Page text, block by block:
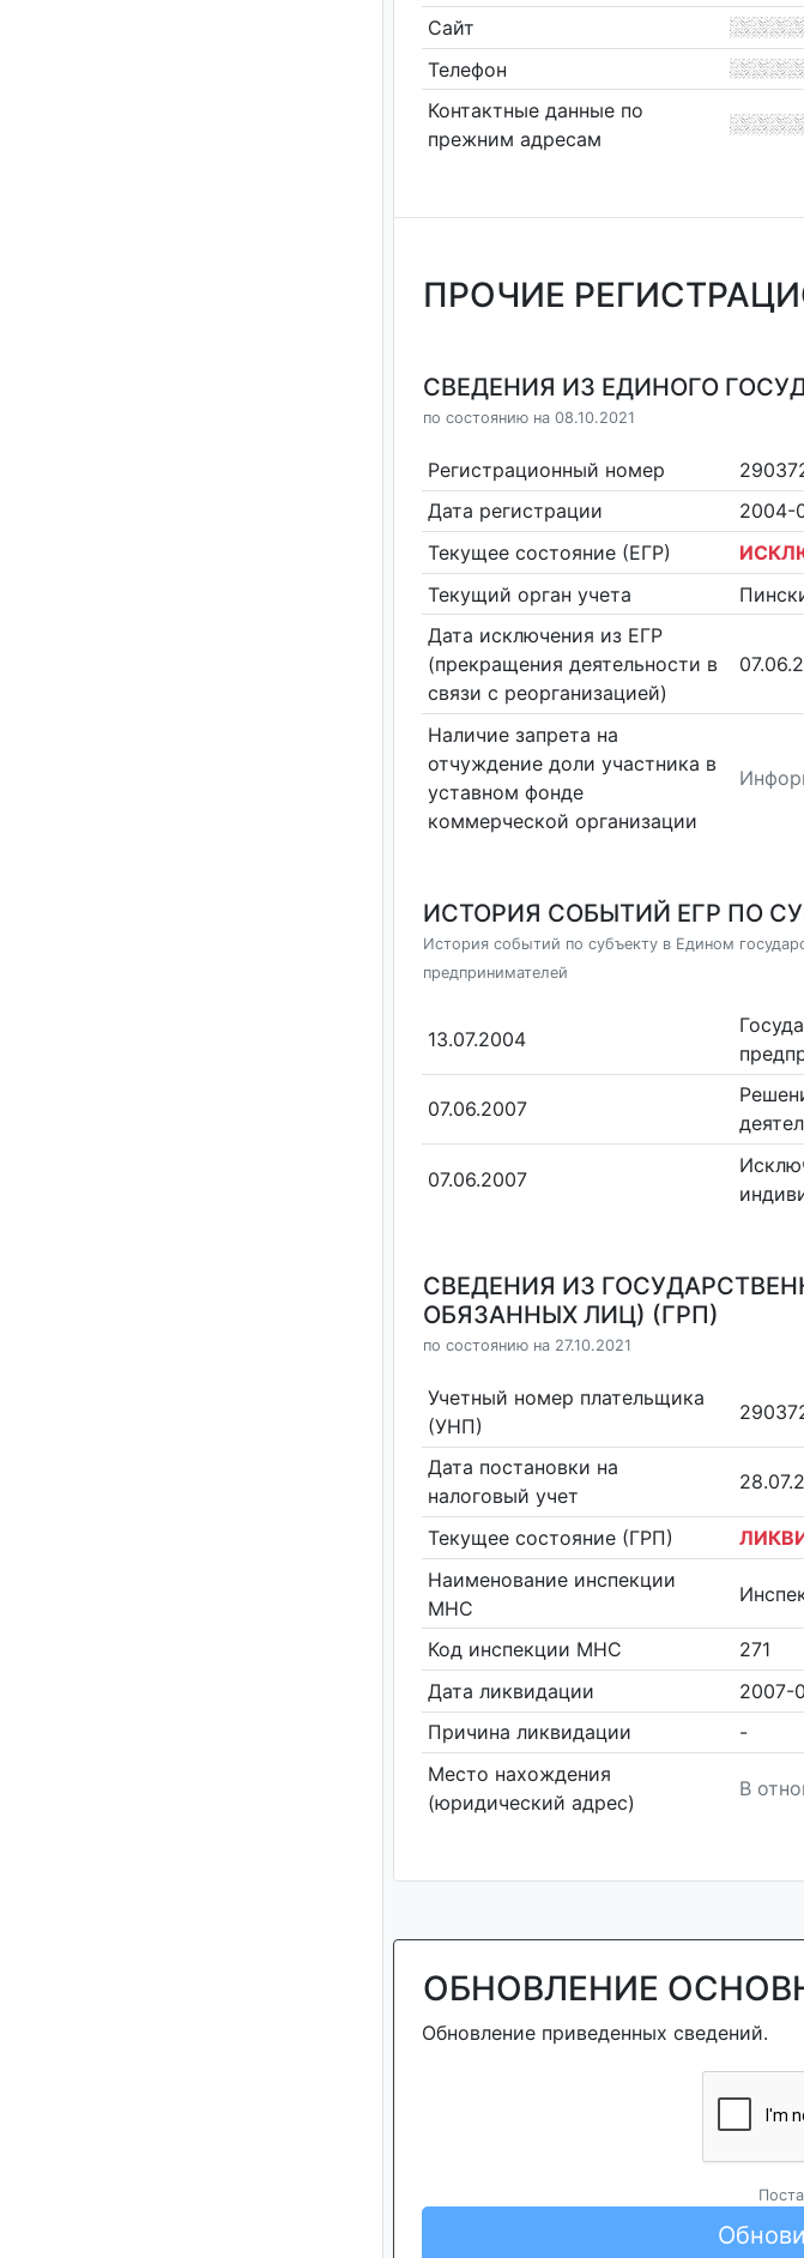
Сайт
Телефон
Контактные данные по
прежним адресам
ПРОЧИЕ
СВЕДЕНИЯ ИЗ ЕДИНОГО
по состоянию на 08.10.2021
Регистрационный номер
Дата регистрации
2004-
Текущее состояние (ЕГР)
Текущий орган учета
Дата исключения из ЕГР
(прекращения деятельности в
связи с реорганизацией)
Наличие запрета на
отчуждение доли участника в
уставном фонде
коммерческой организации
ИСТОРИЯ СОБЫТИЙ ЕГР ПО
История событий по субъекту в Едином
предпринимателей
13.07.2004
07.06.2007
07.06.2007
СВЕДЕНИЯ ИЗ
ОБЯЗАННЫХ ЛИЦ) (ГРП)
по состоянию на 27.10.2021
Учетный номер плательщика
(УНП)
Дата постановки на
налоговый учет
Текущее состояние (ГРП)
Наименование инспекции
МНС
Код инспекции МНС
271
Дата ликвидации
2007-
Причина ликвидации
-
Место нахождения
(юридический адрес)
В
ОБНОВЛЕНИЕ
Обновление приведенных сведений.